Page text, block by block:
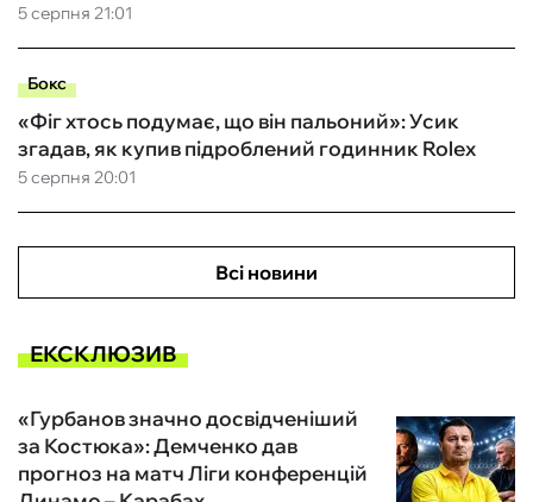
5 серпня 21:01
Бокс
5 серпня 20:01
«Фіг хтось подумає, що він пальоний»: Усик
згадав, як купив підроблений годинник Rolex
Всі новини
ЕКСКЛЮЗИВ
«Гурбанов значно досвідченіший
за Костюка»: Демченко дав
прогноз на матч Ліги конференцій